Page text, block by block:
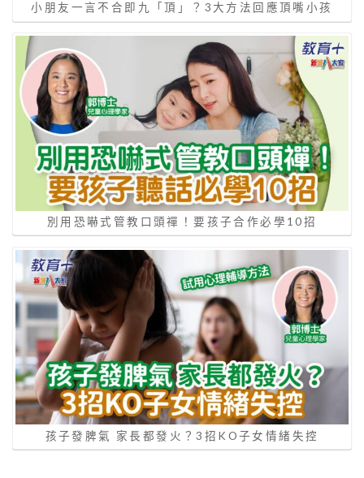
小朋友一言不合即九「頂」？3大方法回應頂嘴小孩
別用恐嚇式管教口頭禪！要孩子合作必學10招
孩子發脾氣 家長都發火？3招KO子女情緒失控